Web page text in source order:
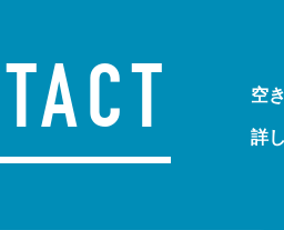
空
詳